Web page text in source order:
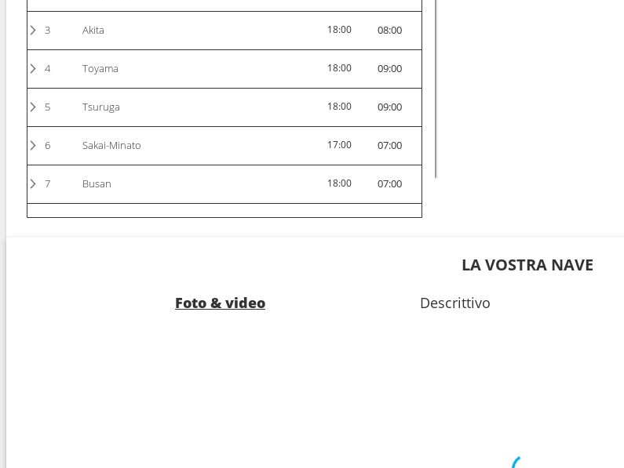
3 Akita 18:00 08:00
4 Toyama 18:00 09:00
5 Tsuruga 18:00 09:00
6 Sakai-Minato 17:00 07:00
7 Busan 18:00 07:00
8 Nagasaki 16:00 07:00
LA VOSTRA NAVE
Foto & video Descrittivo